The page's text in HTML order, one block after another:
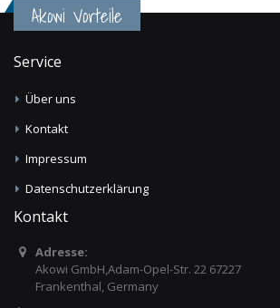
Akowi Vorteile
Service
Über uns
Kontakt
Impressum
Datenschutzerklärung
Kontakt
Adresse:
Akowi GmbH,Adam-Opel-Str. 22 67227
Frankenthal, Germany